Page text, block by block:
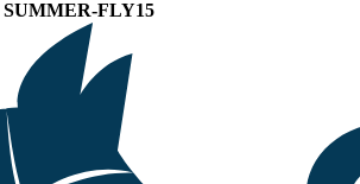
SUMMER-FLY15